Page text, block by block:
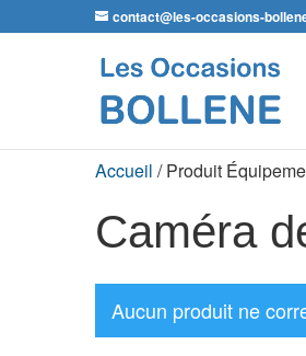
contact@les-occasions-
Accueil / Produit
Caméra
Aucun produit ne